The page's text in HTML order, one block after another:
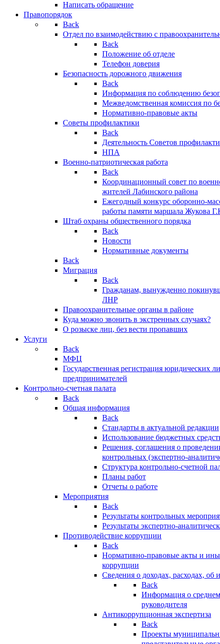
Написать обращение
Правопорядок
Back
Отдел по взаимодействию с
Back
Положение об отделе
Телефон доверия
Безопасность дорожного движения
Back
Информация по соблюдению
Межведомственная комиссия по
Нормативно-правовые акты
Советы профилактики
Back
Деятельность Советов
НПА
Военно-патриотическая работа
Back
Координационный совет по
жителей Лабинского района
Ежегодный конкурс оборонно-
работы памяти маршала Жукова
Штаб охраны общественного порядка
Back
Новости
Нормативные документы
Back
Миграция
Back
Гражданам, вынужденно
ЛНР
Правоохранительные органы в районе
Куда можно звонить в экстренных случаях?
О розыске лиц, без вести пропавших
Услуги
Back
МФЦ
Государственная регистрация юридических
предпринимателей
Контрольно-счетная палата
Back
Общая информация
Back
Стандарты в актуальной редакции
Использование бюджетных
Решения, соглашения о
контрольных (экспертно-
Структура контрольно-счетной
Планы работ
Отчеты о работе
Мероприятия
Back
Результаты контрольных
Результаты экспертно-
Противодействие коррупции
Back
Нормативно-правовые акты и
коррупции
Сведения о доходах, расходах, об
Back
Информация о
руководителя
Антикоррупционная экспертиза
Back
Проекты